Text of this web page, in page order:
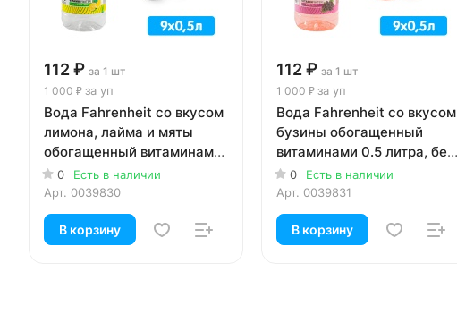
112 ₽ за 1 шт
1 000 ₽ за уп
Вода Fahrenheit со вкусом
лимона, лайма и мяты
обогащенный витаминами
0.5 литра, без газа, пэт, 9
шт. в уп.
0
Есть в наличии
Арт. 0039830
В корзину
112 ₽ за 1 шт
1 000 ₽ за уп
Вода Fahrenheit со вкусом
бузины обогащенный
витаминами 0.5 литра, без
газа, пэт, 9 шт. в уп.
0
Есть в наличии
Арт. 0039831
В корзину